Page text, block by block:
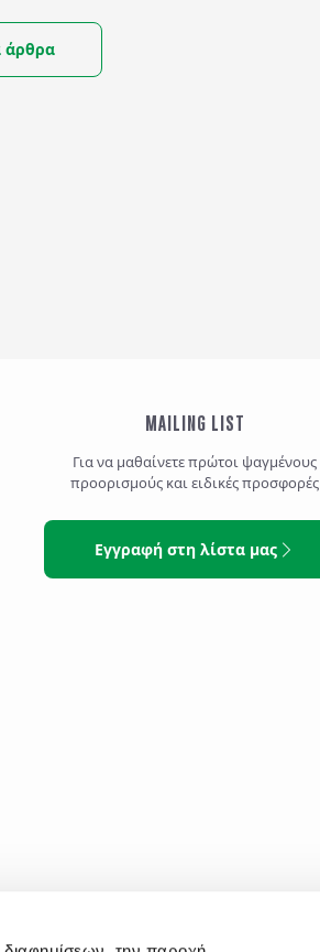
6 πόλεις που
εποχή.
άρθρα
MAILING LIST
Για να μαθαίνετε πρώτοι ψαγμένους
προορισμούς και ειδικές προσφορές
Εγγραφή στη λίστα μας